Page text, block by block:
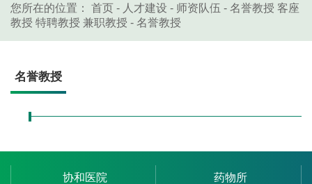
您所在的位置： 首页 - 人才建设 - 师资队伍 - 名誉教授 客座
教授 特聘教授 兼职教授 - 名誉教授
名誉教授
协和医院 药物所